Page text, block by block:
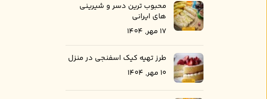
محبوب ترین دسر و شیرینی
های ایرانی
17 مهر, 1404
طرز تهیه کیک اسفنجی در منزل
10 مهر, 1404